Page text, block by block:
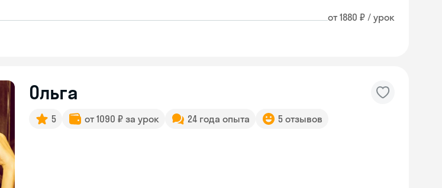
от 1880 ₽ / урок
Ольга
5 от 1090 ₽ за урок 24 года опыта 5 отзывов